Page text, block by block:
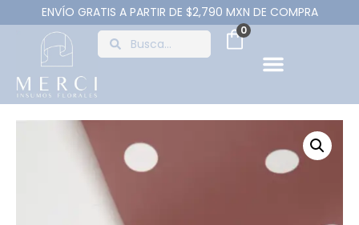
ENVÍO GRATIS A PARTIR DE $2,790 MXN DE COMPRA
0